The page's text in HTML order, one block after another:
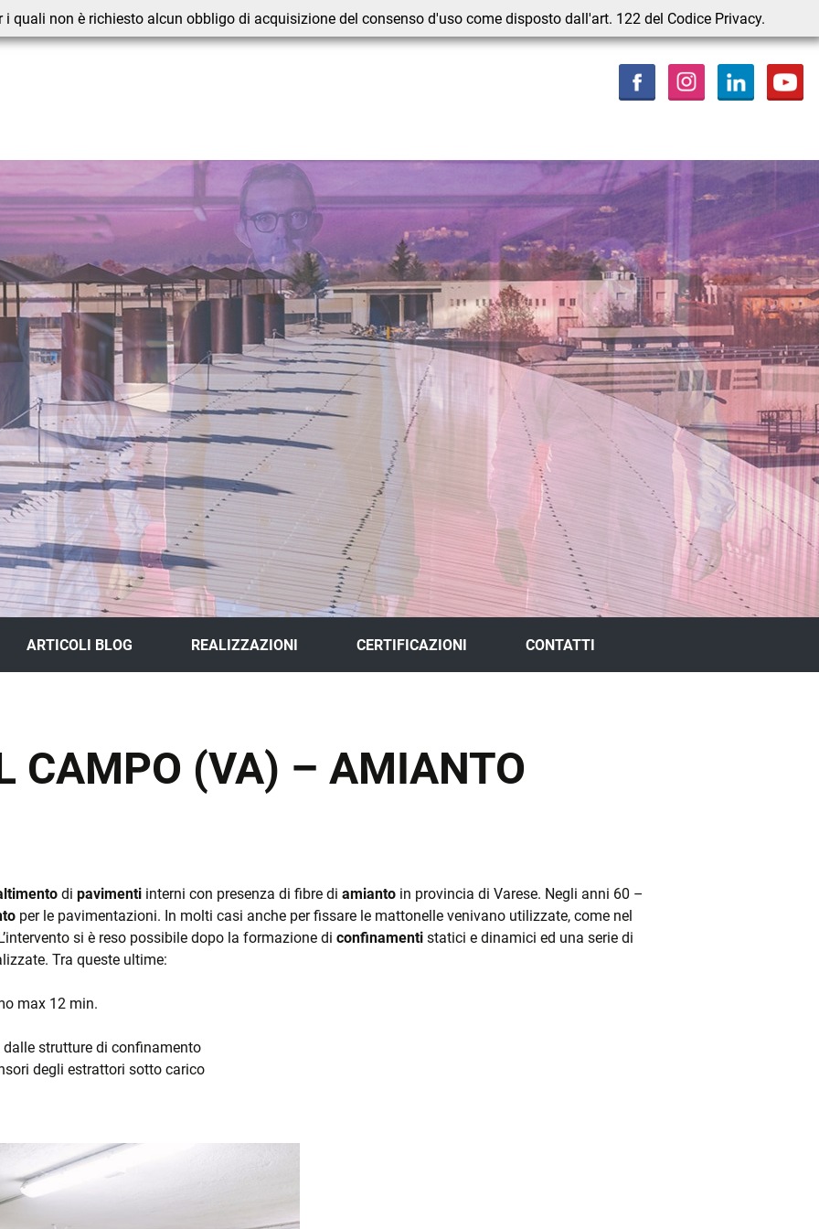
quali non è richiesto alcun obbligo di acquisizione del consenso d'uso come disposto dall'art. 122 del Codice Privacy.
E
ARTICOLI BLOG REALIZZAZIONI
SCHEDE LAVORI
CERTIFICAZIONI CONTATTI
CAMPO (VA) – AMIANTO
di pavimenti interni con presenza di fibre di amianto in provincia di Varese. Negli anni 60 –
per le pavimentazioni. In molti casi anche per fissare le mattonelle venivano utilizzate, come nel
si è reso possibile dopo la formazione di confinamentistatici e dinamici ed una serie di
Tra queste ultime:
max 12 min.
strutture di confinamento
degli estrattori sotto carico